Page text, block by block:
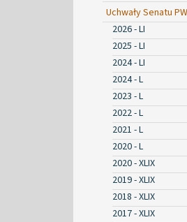
Uchwały Senatu PW
2026 - LI
2025 - LI
2024 - LI
2024 - L
2023 - L
2022 - L
2021 - L
2020 - L
2020 - XLIX
2019 - XLIX
2018 - XLIX
2017 - XLIX